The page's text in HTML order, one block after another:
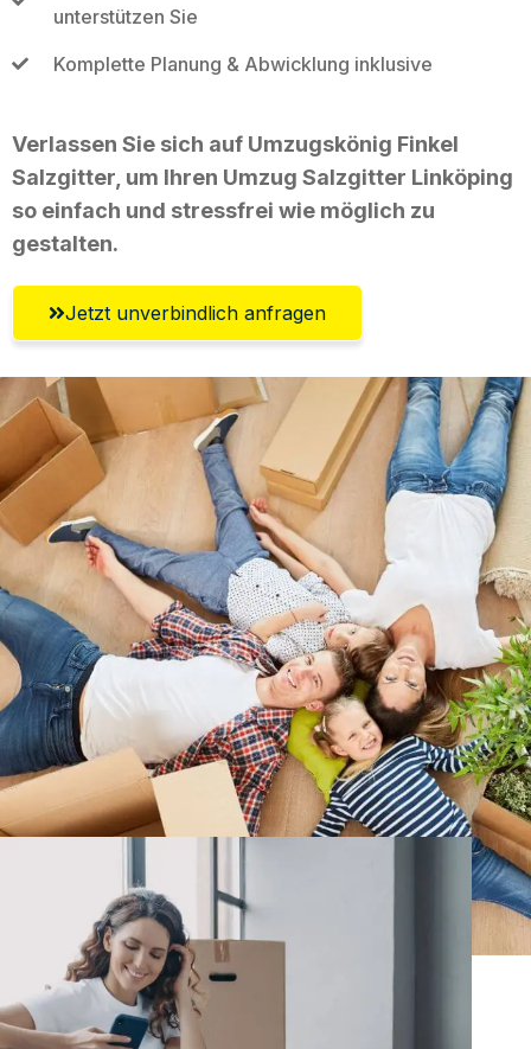
unterstützen Sie
Komplette Planung & Abwicklung inklusive
Verlassen Sie sich auf Umzugskönig Finkel
Salzgitter, um Ihren Umzug Salzgitter Linköping
so einfach und stressfrei wie möglich zu
gestalten.
Jetzt unverbindlich anfragen